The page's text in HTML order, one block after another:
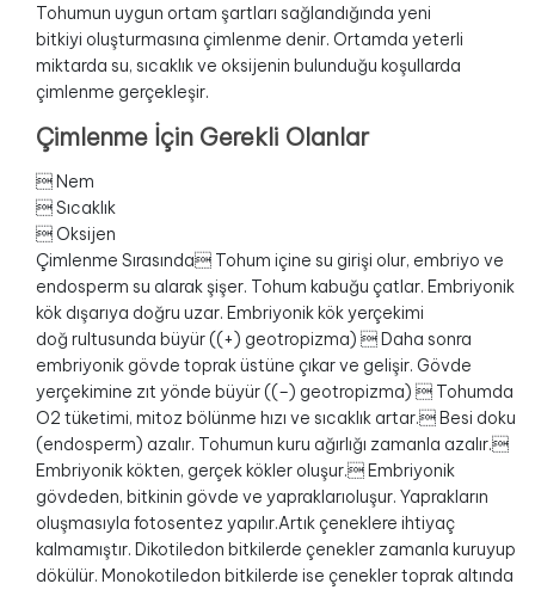
Tohumun uygun ortam şartları sağlandığında yeni
bitkiyi oluşturmasına çimlenme denir. Ortamda yeterli
miktarda su, sıcaklık ve oksijenin bulunduğu koşullarda
çimlenme gerçekleşir.
Çimlenme İçin Gerekli Olanlar
 Nem
 Sıcaklık
 Oksijen
Çimlenme Sırasında Tohum içine su girişi olur, embriyo ve
endosperm su alarak şişer. Tohum kabuğu çatlar. Embriyonik
kök dışarıya doğru uzar. Embriyonik kök yerçekimi
doğ rultusunda büyür ((+) geotropizma)  Daha sonra
embriyonik gövde toprak üstüne çıkar ve gelişir. Gövde
yerçekimine zıt yönde büyür ((–) geotropizma)  Tohumda
O2 tüketimi, mitoz bölünme hızı ve sıcaklık artar. Besi doku
(endosperm) azalır. Tohumun kuru ağırlığı zamanla azalır.
Embriyonik kökten, gerçek kökler oluşur. Embriyonik
gövdeden, bitkinin gövde ve yapraklarıoluşur. Yaprakların
oluşmasıyla fotosentez yapılır.Artık çeneklere ihtiyaç
kalmamıştır. Dikotiledon bitkilerde çenekler zamanla kuruyup
dökülür. Monokotiledon bitkilerde ise çenekler toprak altında